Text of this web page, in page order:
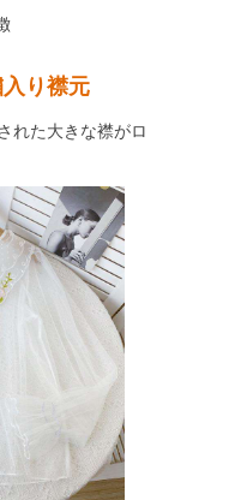
り襟元
れた大きな襟がロ